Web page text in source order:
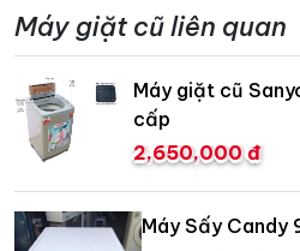
Máy giặt cũ liên quan
Máy giặt cũ
cấp
2,650,000 đ
Máy Sấy Candy